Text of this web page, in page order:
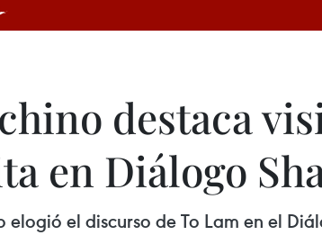
destaca
en Diálogo
elogió el discurso de To Lam en el